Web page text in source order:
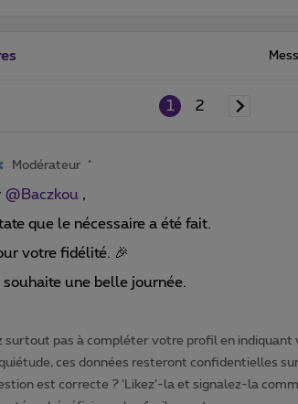
1 2
Modérateur
@Baczkou ,
que le nécessaire a été fait.
votre fidélité. 🎉
souhaite une belle journée.
surtout pas à compléter votre profil en indiquant
ces données resteront confidentielles
est correcte ? ‘Likez’-la et signalez-la